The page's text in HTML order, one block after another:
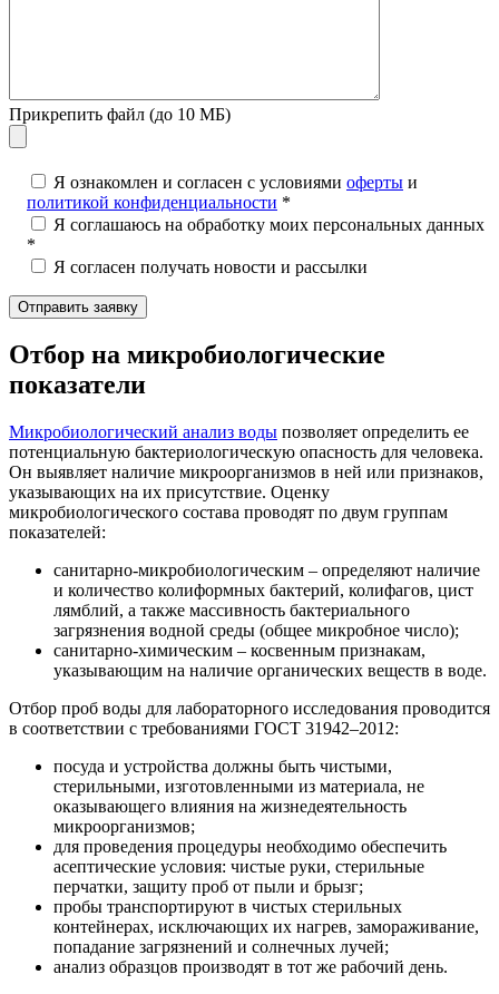
Прикрепить файл (до 10 МБ)
Я ознакомлен и согласен с условиями оферты и
политикой конфиденциальности *
Я соглашаюсь на обработку моих персональных данных
*
Я согласен получать новости и рассылки
Отбор на микробиологические
показатели
Микробиологический анализ воды позволяет определить ее
потенциальную бактериологическую опасность для человека.
Он выявляет наличие микроорганизмов в ней или признаков,
указывающих на их присутствие. Оценку
микробиологического состава проводят по двум группам
показателей:
санитарно-микробиологическим – определяют наличие
и количество колиформных бактерий, колифагов, цист
лямблий, а также массивность бактериального
загрязнения водной среды (общее микробное число);
санитарно-химическим – косвенным признакам,
указывающим на наличие органических веществ в воде.
Отбор проб воды для лабораторного исследования проводится
в соответствии с требованиями ГОСТ 31942–2012:
посуда и устройства должны быть чистыми,
стерильными, изготовленными из материала, не
оказывающего влияния на жизнедеятельность
микроорганизмов;
для проведения процедуры необходимо обеспечить
асептические условия: чистые руки, стерильные
перчатки, защиту проб от пыли и брызг;
пробы транспортируют в чистых стерильных
контейнерах, исключающих их нагрев, замораживание,
попадание загрязнений и солнечных лучей;
анализ образцов производят в тот же рабочий день.